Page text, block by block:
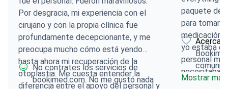
Por desgracia, mi experiencia con el
cirujano y con la propia clínica fue
profundamente decepcionante, y me
preocupa mucho cómo está yendo
hasta ahora mi recuperación de la
otoplastia. Me cuesta entender la
diferencia entre el apoyo del personal y
No contrates los servicios de
bookimed.com. No me gustó nada
paquete de
para tomar
medicación
yo estaba
personal
necesitaba
Me sentí
Acerca
Mostrar más